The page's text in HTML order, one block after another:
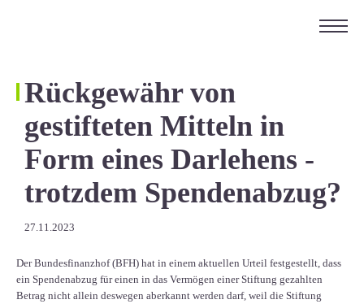
Rückgewähr von
gestifteten Mitteln in
Form eines Darlehens -
trotzdem Spendenabzug?
27.11.2023
Der Bundesfinanzhof (BFH) hat in einem aktuellen Urteil festgestellt, dass
ein Spendenabzug für einen in das Vermögen einer Stiftung gezahlten
Betrag nicht allein deswegen aberkannt werden darf, weil die Stiftung
KONTAKT
EN